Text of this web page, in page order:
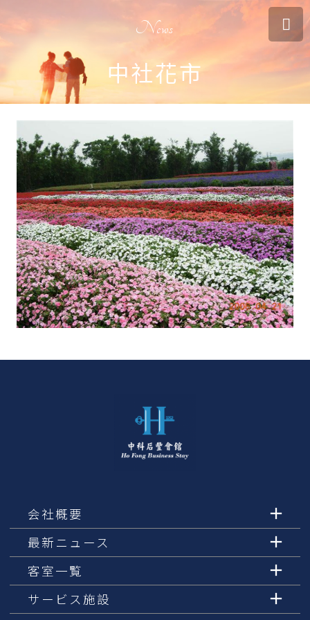
News
中社花市
会社概要
最新ニュース
客室一覧
サービス施設